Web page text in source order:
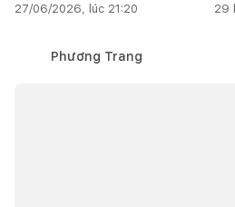
27/06/2026, lúc 21:20 29
Phương Trang